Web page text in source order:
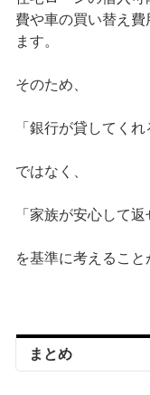
費や車の買い替え
ます。
そのため、
「銀行が貸してくれ
ではなく、
「家族が安心して返
を基準に考えること
まとめ